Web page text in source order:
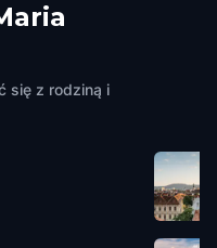
się z rodziną i